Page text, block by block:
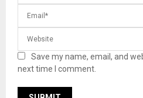
Save my name, email, and
next time I comment.